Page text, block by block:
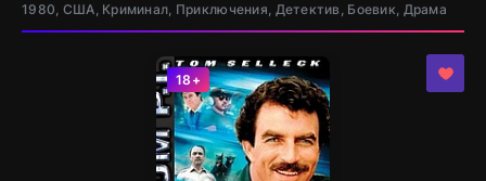
1980, США, Криминал, Приключения, Детектив, Боевик, Драма
18+